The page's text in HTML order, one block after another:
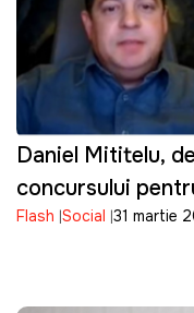
Daniel Mititelu,
concursului
ANRE
Flash Social 31 martie